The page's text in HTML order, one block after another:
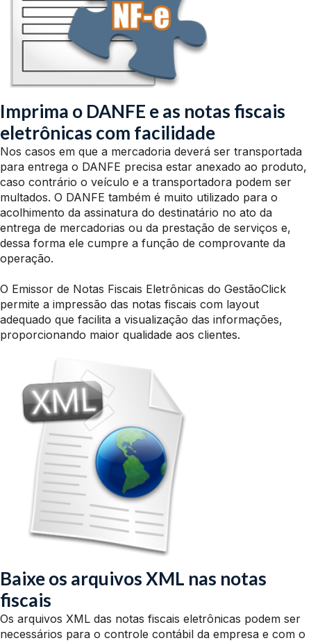
Imprima o DANFE e as notas fiscais
eletrônicas com facilidade
Nos casos em que a mercadoria deverá ser transportada
para entrega o DANFE precisa estar anexado ao produto,
caso contrário o veículo e a transportadora podem ser
multados. O DANFE também é muito utilizado para o
acolhimento da assinatura do destinatário no ato da
entrega de mercadorias ou da prestação de serviços e,
dessa forma ele cumpre a função de comprovante da
operação.
O Emissor de Notas Fiscais Eletrônicas do GestãoClick
permite a impressão das notas fiscais com layout
adequado que facilita a visualização das informações,
proporcionando maior qualidade aos clientes.
Baixe os arquivos XML nas notas
fiscais
Os arquivos XML das notas fiscais eletrônicas podem ser
necessários para o controle contábil da empresa e com o